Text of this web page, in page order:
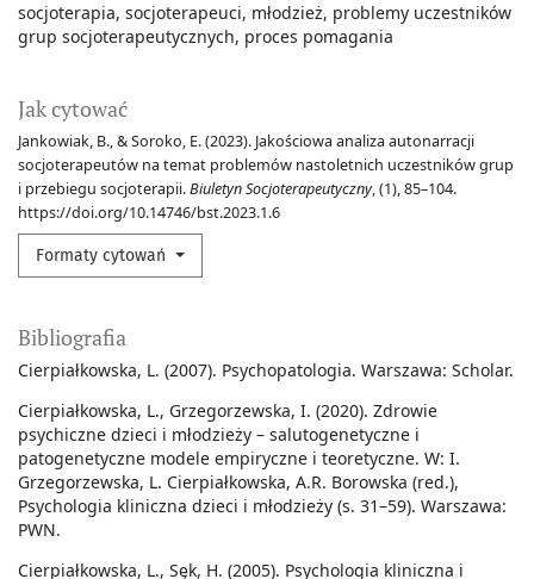
socjoterapia socjoterapeuci młodzież problemy uczestników
grup socjoterapeutycznych proces pomagania
Jak cytować
Jankowiak, B., & Soroko, E. (2023). Jakościowa analiza autonarracji
socjoterapeutów na temat problemów nastoletnich uczestników grup
i przebiegu socjoterapii.Biuletyn Socjoterapeutyczny, (1), 85–104.
https://doi.org/10.14746/bst.2023.1.6
Formaty cytowań
Bibliografia
Cierpiałkowska, L. (2007). Psychopatologia. Warszawa: Scholar.
Cierpiałkowska, L., Grzegorzewska, I. (2020). Zdrowie
psychiczne dzieci i młodzieży – salutogenetyczne i
patogenetyczne modele empiryczne i teoretyczne. W: I.
Grzegorzewska, L. Cierpiałkowska, A.R. Borowska (red.),
Psychologia kliniczna dzieci i młodzieży (s. 31–59). Warszawa:
PWN.
Cierpiałkowska, L., Sęk, H. (2005). Psychologia kliniczna i